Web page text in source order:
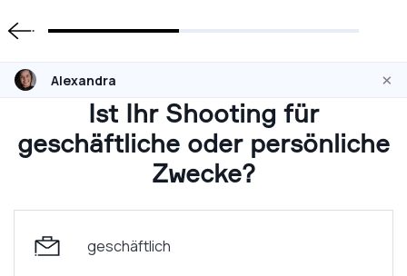
Alexandra ×
Ist Ihr Shooting für
geschäftliche oder persönliche
Zwecke?
geschäftlich